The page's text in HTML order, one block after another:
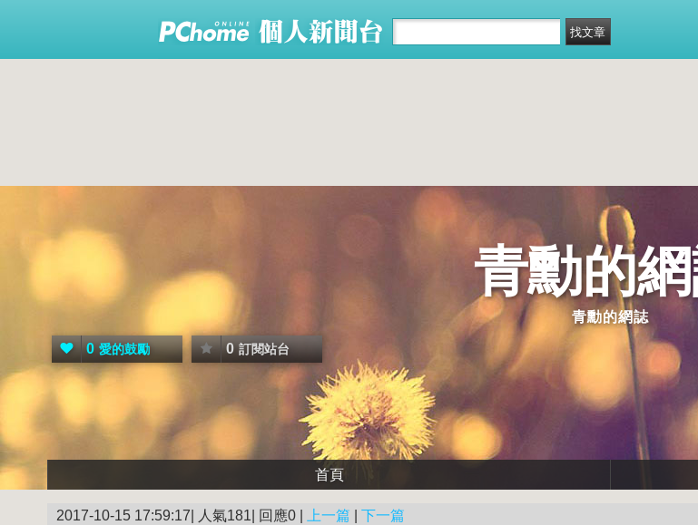
青勳的
青勳的網誌
0 愛的鼓勵 0 訂閱站台
首頁
2017-10-15 17:59:17| 人氣181| 回應0 | 上一篇 下一篇